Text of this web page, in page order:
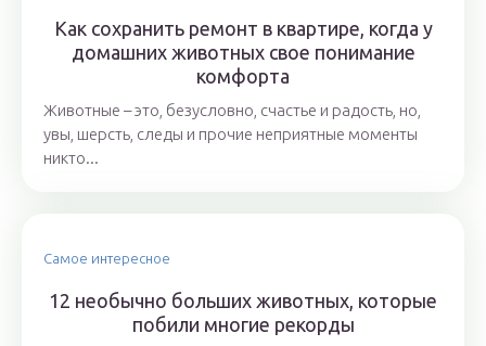
Как сохранить ремонт в квартире, когда у
домашних животных свое понимание
комфорта
Животные – это, безусловно, счастье и радость, но,
увы, шерсть, следы и прочие неприятные моменты
никто...
Самое интересное
12 необычно больших животных, которые
побили многие рекорды